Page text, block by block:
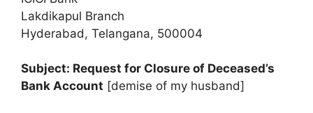
Lakdikapul Branch
Hyderabad, Telangana, 500004
Subject: Request for Closure of Deceased’s
Bank Account [demise of my husband]